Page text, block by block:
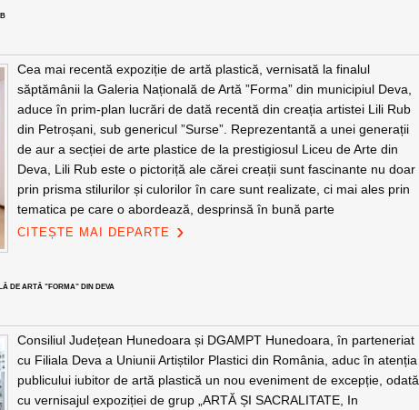
Cea mai recentă expoziție de artă plastică, vernisată la finalul
săptămânii la Galeria Națională de Artă ”Forma” din municipiul Deva,
aduce în prim-plan lucrări de dată recentă din creația artistei Lili Rub
din Petroșani, sub genericul ”Surse”. Reprezentantă a unei generații
de aur a secției de arte plastice de la prestigiosul Liceu de Arte din
Deva, Lili Rub este o pictoriță ale cărei creații sunt fascinante nu doar
prin prisma stilurilor și culorilor în care sunt realizate, ci mai ales prin
tematica pe care o abordează, desprinsă în bună parte
CITEȘTE MAI DEPARTE
DE ARTĂ ”FORMA” DIN DEVA
Consiliul Județean Hunedoara și DGAMPT Hunedoara, în parteneriat
cu Filiala Deva a Uniunii Artiștilor Plastici din România, aduc în atenția
publicului iubitor de artă plastică un nou eveniment de excepție, odată
cu vernisajul expoziției de grup „ARTĂ ȘI SACRALITATE, In